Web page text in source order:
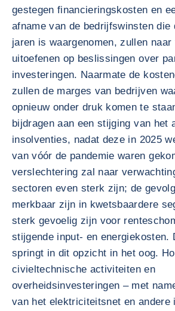
gestegen financieringskosten en
afname van de bedrijfswinsten die
jaren is waargenomen, zullen
uitoefenen op beslissingen over
investeringen. Naarmate de
zullen de marges van bedrijven
opnieuw onder druk komen te
bijdragen aan een stijging van het
insolventies, nadat deze in 2025
van vóór de pandemie waren
verslechtering zal naar
sectoren even sterk zijn; de
merkbaar zijn in kwetsbaardere
sterk gevoelig zijn voor
stijgende input- en energiekosten.
springt in dit opzicht in het oog.
civieltechnische activiteiten en
overheidsinvesteringen – met
van het elektriciteitsnet en andere